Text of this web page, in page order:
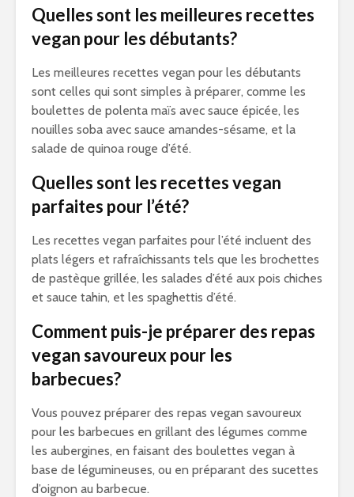
Quelles sont les meilleures recettes
vegan pour les débutants?
Les meilleures recettes vegan pour les débutants
sont celles qui sont simples à préparer, comme les
boulettes de polenta maïs avec sauce épicée, les
nouilles soba avec sauce amandes-sésame, et la
salade de quinoa rouge d’été.
Quelles sont les recettes vegan
parfaites pour l’été?
Les recettes vegan parfaites pour l’été incluent des
plats légers et rafraîchissants tels que les brochettes
de pastèque grillée, les salades d’été aux pois chiches
et sauce tahin, et les spaghettis d’été.
Comment puis-je préparer des repas
vegan savoureux pour les
barbecues?
Vous pouvez préparer des repas vegan savoureux
pour les barbecues en grillant des légumes comme
les aubergines, en faisant des boulettes vegan à
base de légumineuses, ou en préparant des sucettes
d’oignon au barbecue.